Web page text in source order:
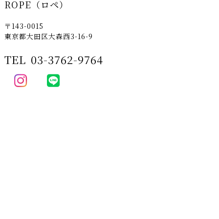
ROPE（ロペ）
〒143-0015
東京都大田区大森西3-16-9
TEL 03-3762-9764